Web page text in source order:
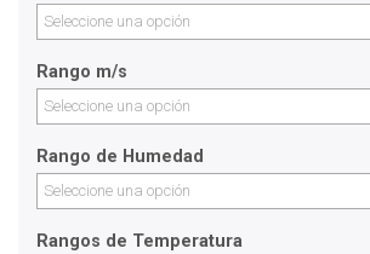
Seleccione una opción
Rango m/s
Seleccione una opción
Rango de Humedad
Seleccione una opción
Rangos de Temperatura